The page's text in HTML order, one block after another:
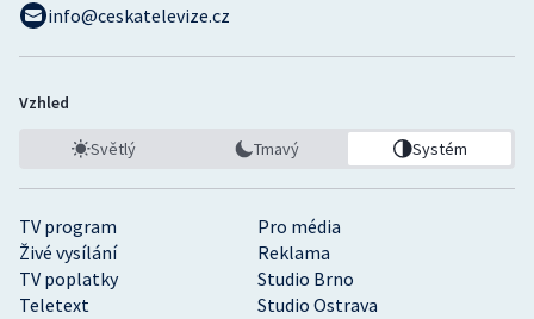
TV program
Pro média
Živé vysílání
Reklama
TV poplatky
Studio Brno
Teletext
Studio Ostrava
info@ceskatelevize.cz
Vzhled
Světlý Tmavý Systém